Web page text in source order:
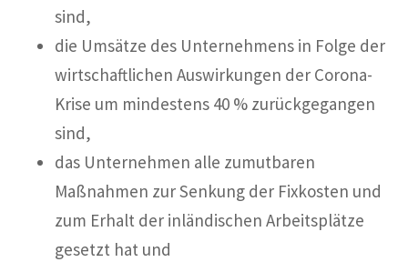
sind,
die Umsätze des Unternehmens in Folge der
wirtschaftlichen Auswirkungen der Corona-
Krise um mindestens 40 % zurückgegangen
sind,
das Unternehmen alle zumutbaren
Maßnahmen zur Senkung der Fixkosten und
zum Erhalt der inländischen Arbeitsplätze
gesetzt hat und